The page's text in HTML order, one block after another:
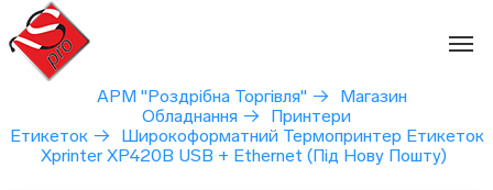
Перейти
вмісту
АРМ "Роздрібна Торгівля" →
Магазин
Обладнання →
Принтери
Етикеток →
Широкоформатний Термопринтер Етикеток
Xprinter XP420B USB + Ethernet (під Нову Пошту)